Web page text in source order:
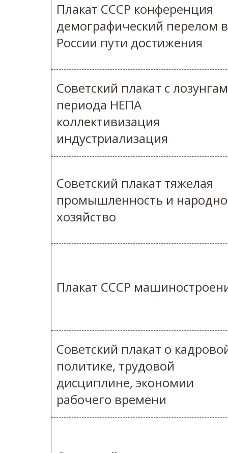
Плакат СССР конференция
демографический перелом в
России пути достижения
Советский плакат с
периода НЕПА
коллективизация
индустриализация
Советский плакат тяжелая
промышленность и
хозяйство
Плакат СССР
Советский плакат о
политике, трудовой
дисциплине, экономии
рабочего времени